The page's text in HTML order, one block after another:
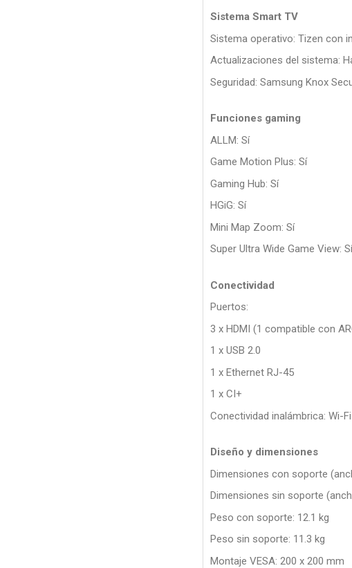
Sistema Smart TV
Sistema operativo: Tizen con
Actualizaciones del sistema:
Seguridad: Samsung Knox
Funciones gaming
ALLM: Sí
Game Motion Plus: Sí
Gaming Hub: Sí
HGiG: Sí
Mini Map Zoom: Sí
Super Ultra Wide Game View: Sí
Conectividad
Puertos:
3 x HDMI (1 compatible con
1 x USB 2.0
1 x Ethernet RJ-45
1 x CI+
Conectividad inalámbrica: Wi-
Diseño y dimensiones
Dimensiones con soporte
Dimensiones sin soporte
Peso con soporte: 12.1 kg
Peso sin soporte: 11.3 kg
Montaje VESA: 200 x 200 mm